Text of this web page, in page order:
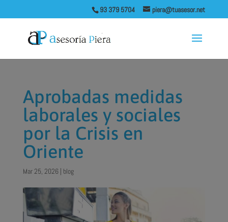
93 379 5704 piera@tuasesor.net
Aprobadas medidas
laborales y sociales
por la Crisis en
Oriente
Mar 25, 2026| blog